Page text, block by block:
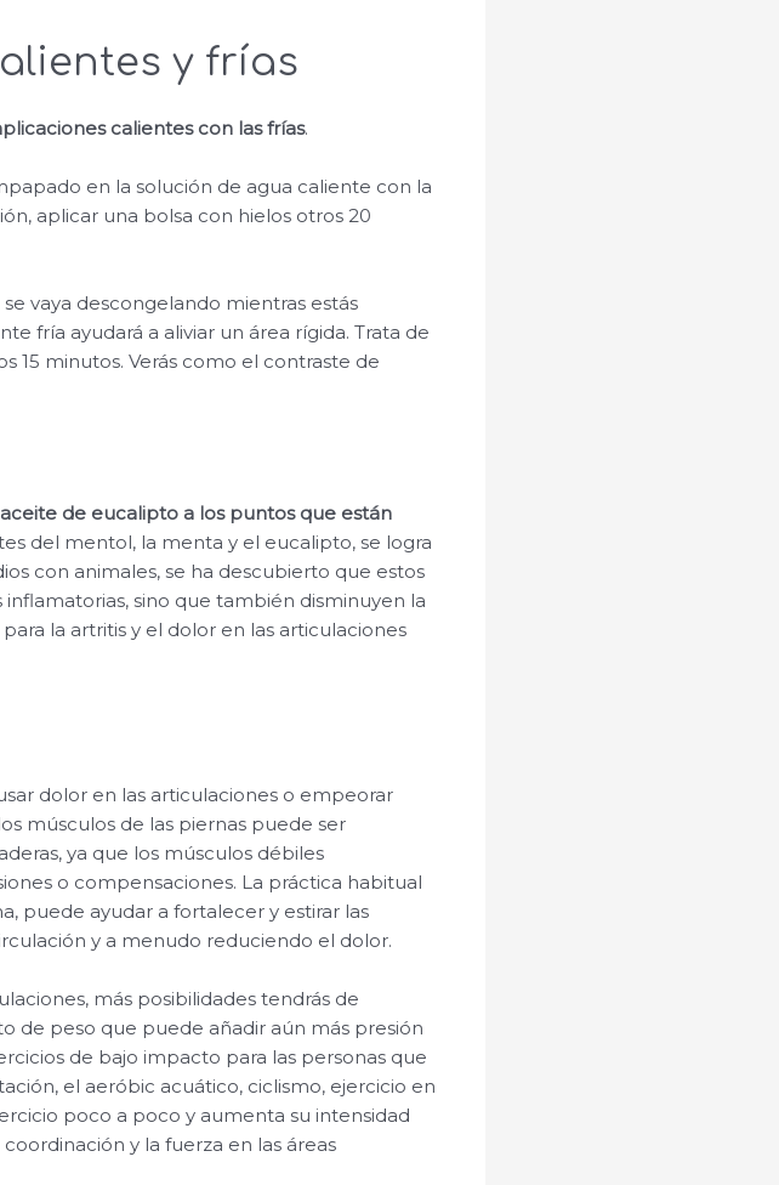
y frías
calientes con las frías.
en la solución de agua caliente con la
aplicar una bolsa con hielos otros 20
vaya descongelando mientras estás
fría ayudará a aliviar un área rígida. Trata de
15 minutos. Verás como el contraste de
de eucalipto a los puntos que están
del mentol, la menta y el eucalipto, se logra
con animales, se ha descubierto que estos
sino que también disminuyen la
la artritis y el dolor en las articulaciones
dolor en las articulaciones o empeorar
músculos de las piernas puede ser
ya que los músculos débiles
o compensaciones. La práctica habitual
puede ayudar a fortalecer y estirar las
y a menudo reduciendo el dolor.
más posibilidades tendrás de
de peso que puede añadir aún más presión
de bajo impacto para las personas que
el aeróbic acuático, ciclismo, ejercicio en
poco a poco y aumenta su intensidad
y la fuerza en las áreas